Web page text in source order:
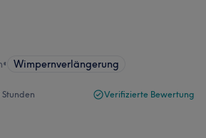
• Wimpernverlängerung
Verifizierte Bewertung